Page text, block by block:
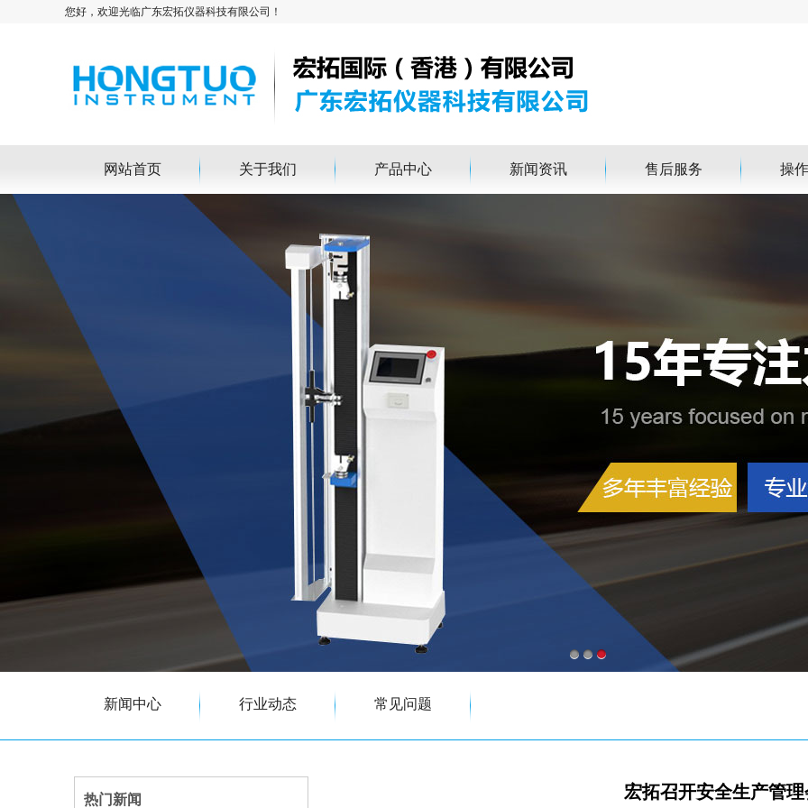
您好，欢迎光临广东宏拓仪器科技有限公司！
网站首页 关于我们 产品中心 新闻资讯 售后服务 操
新闻中心 行业动态 常见问题
宏拓召开安全生产管
热门新闻